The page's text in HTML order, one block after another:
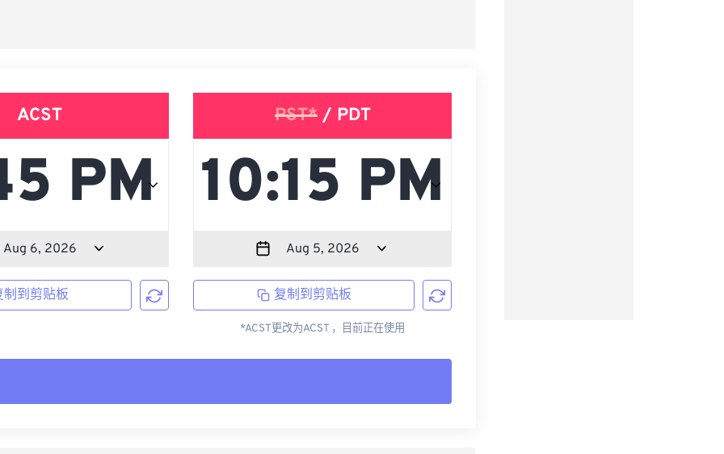
ACST
制到剪贴板
PST*/ PDT
复制到剪贴板
*ACST更改为ACST ，目前正在使用